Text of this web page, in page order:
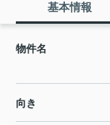
基本情報
物件名
向き